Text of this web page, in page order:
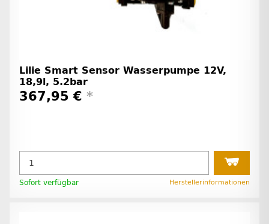
Lilie Smart Sensor Wasserpumpe 12V,
18,9l, 5.2bar
367,95 € *
Sofort verfügbar Herstellerinformationen